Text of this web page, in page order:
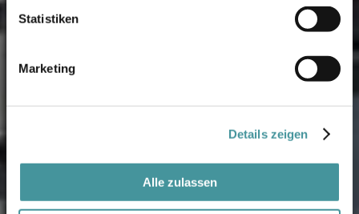
Statistiken
Marketing
Details zeigen
Alle zulassen